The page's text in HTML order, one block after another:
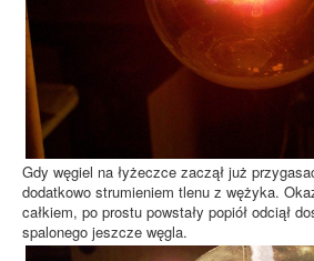
Gdy węgiel na łyżeczce zaczął już
dodatkowo strumieniem tlenu z wężyka.
całkiem, po prostu powstały popiół odciął
spalonego jeszcze węgla.